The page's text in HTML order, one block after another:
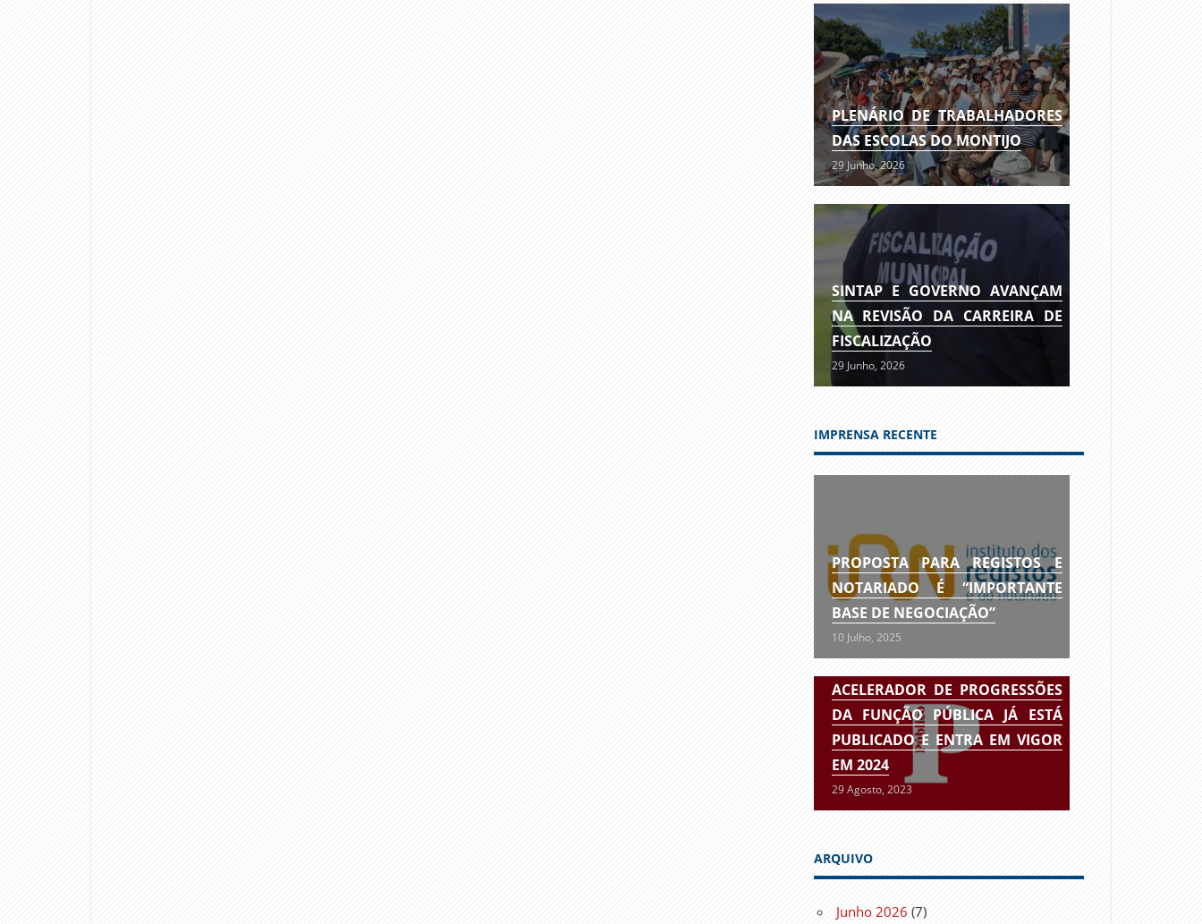
PLENÁRIO DE TRABALHADORES
DAS ESCOLAS DO MONTIJO
29 Junho, 2026
SINTAP E GOVERNO AVANÇAM
NA REVISÃO DA CARREIRA DE
FISCALIZAÇÃO
29 Junho, 2026
IMPRENSA RECENTE
PROPOSTA PARA REGISTOS E
NOTARIADO É “IMPORTANTE
BASE DE NEGOCIAÇÃO”
10 Julho, 2025
ACELERADOR DE PROGRESSÕES
DA FUNÇÃO PÚBLICA JÁ ESTÁ
PUBLICADO E ENTRA EM VIGOR
EM 2024
29 Agosto, 2023
ARQUIVO
Junho 2026 (7)